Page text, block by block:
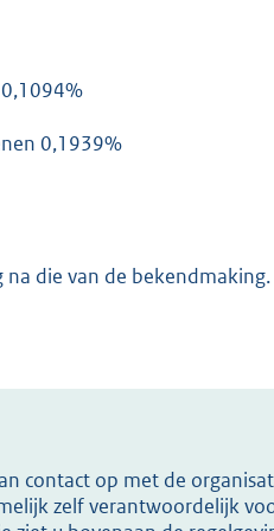
0,1939%
die van de bekendmaking.
contact op met de
zelf verantwoordelijk